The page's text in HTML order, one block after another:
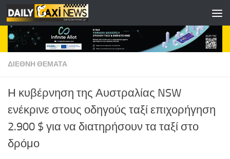
Skip to content
ΔΙΕΘΝΗ ΘΕΜΑΤΑ
Η κυβέρνηση της Αυστραλίας NSW
ενέκρινε στους οδηγούς ταξί επιχορήγηση
2.900 $ για να διατηρήσουν τα ταξί στο
δρόμο